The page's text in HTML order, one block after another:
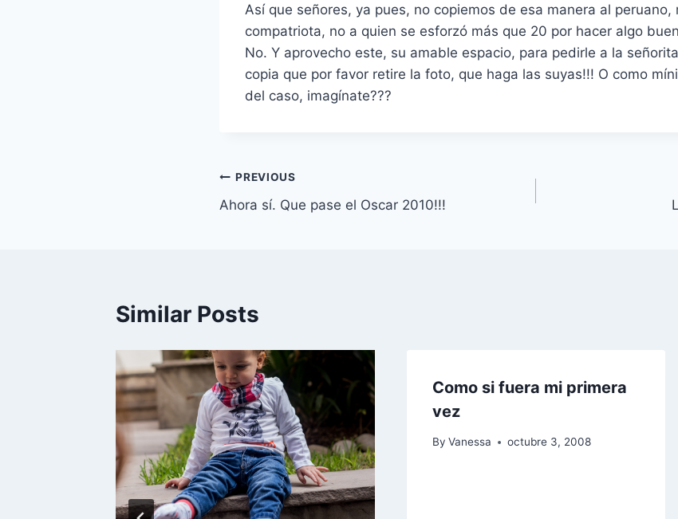
Así que señores, ya pues, no copiemos de esa manera al peruano,
compatriota, no a quien se esforzó más que 20 por hacer algo
No. Y aprovecho este, su amable espacio, para pedirle a la
copia que por favor retire la foto, que haga las suyas!!! O como
del caso, imagínate???
Navegación
de
PREVIOUS
Ahora sí. Que pase el Oscar 2010!!!
Similar Posts
Como si fuera mi primera
vez
By Vanessa octubre 3, 2008